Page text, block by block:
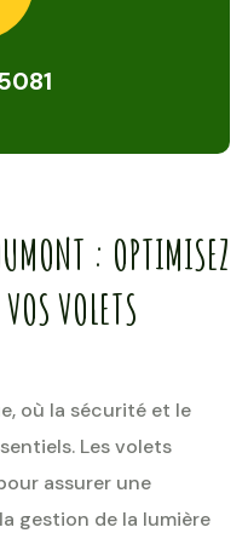
: OPTIMISEZ
VOLETS
où la sécurité et le
Les volets
assurer une
gestion de la lumière